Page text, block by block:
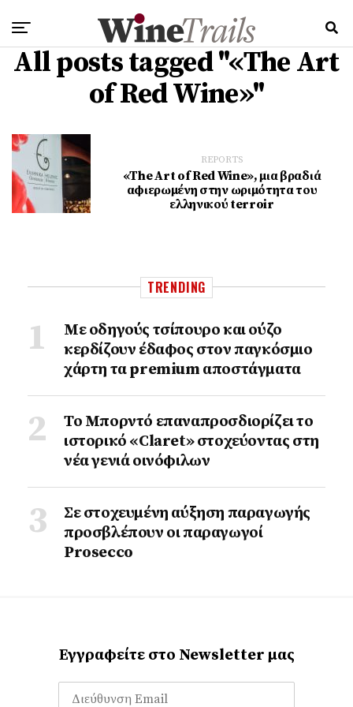
All posts tagged "«The Art
of Red Wine»"
REPORTS
«The Art of Red Wine», μια βραδιά
αφιερωμένη στην ωριμότητα του
ελληνικού terroir
TRENDING
Με οδηγούς τσίπουρο και ούζο
κερδίζουν έδαφος στoν παγκόσμιο
χάρτη τα premium αποστάγματα
Το Μπορντό επαναπροσδιορίζει το
ιστορικό «Claret» στοχεύοντας στη
νέα γενιά οινόφιλων
Σε στοχευμένη αύξηση παραγωγής
προσβλέπουν οι παραγωγοί
Prosecco
Εγγραφείτε στο Newsletter μας